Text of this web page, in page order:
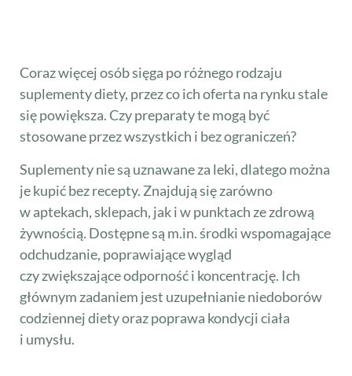
Coraz więcej osób sięga po różnego rodzaju
suplementy diety, przez co ich oferta na rynku stale
się powiększa. Czy preparaty te mogą być
stosowane przez wszystkich i bez ograniczeń?
Suplementy nie są uznawane za leki, dlatego można
je kupić bez recepty. Znajdują się zarówno
w aptekach, sklepach, jak i w punktach ze zdrową
żywnością. Dostępne są m.in. środki wspomagające
odchudzanie, poprawiające wygląd
czy zwiększające odporność i koncentrację. Ich
głównym zadaniem jest uzupełnianie niedoborów
codziennej diety oraz poprawa kondycji ciała
i umysłu.